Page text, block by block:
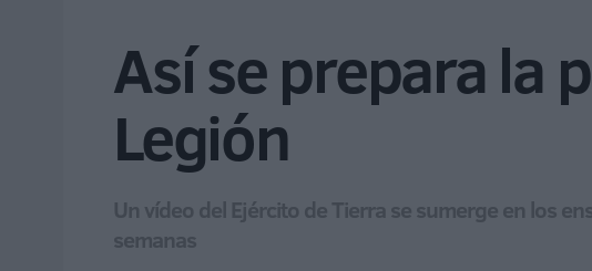
Así se prepara la
Legión
Un vídeo del Ejército de Tierra se sumerge en los
semanas